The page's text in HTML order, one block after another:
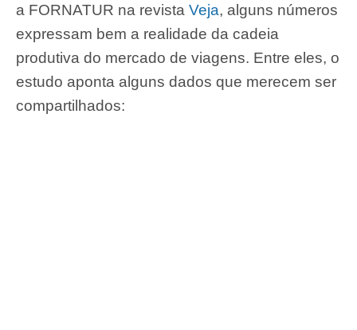
a FORNATUR na revista Veja, alguns números
expressam bem a realidade da cadeia
produtiva do mercado de viagens. Entre eles, o
estudo aponta alguns dados que merecem ser
compartilhados: